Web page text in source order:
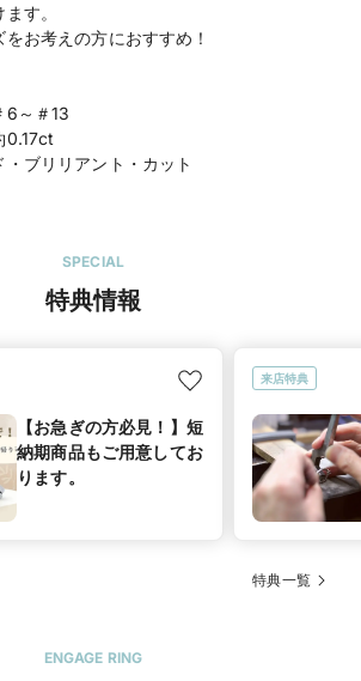
す。
お考えの方におすすめ！
6～＃13
0.17ct
ブリリアント・カット
SPECIAL
特典情報
【お急ぎの方必見！】短
納期商品もご用意してお
ります。
来店特典
特典一覧
ENGAGE RING